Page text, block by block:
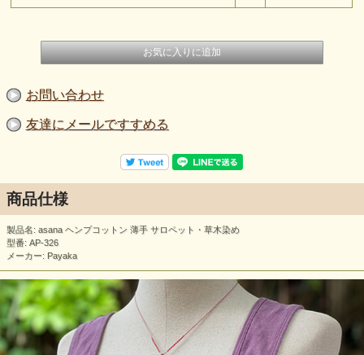
お問い合わせ
友達にメールですすめる
商品仕様
製品名: asana ヘンプコットン 薄手 サロペット・草木染め
型番: AP-326
メーカー: Payaka